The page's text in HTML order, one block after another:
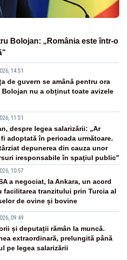
Bolojan: „România este într-o
14:51
de guvern se amână pentru ora
Bolojan nu a obținut toate avizele
11:51
despre legea salarizării: „Ar
adoptată în perioada următoare.
depunerea din cauza unor
iresponsabile în spaţiul public”
10:57
a negociat, la Ankara, un acord
facilitarea tranzitului prin Turcia al
de ovine și bovine
09:49
și deputații rămân la muncă.
extraordinară, prelungită până
pe legea salarizării